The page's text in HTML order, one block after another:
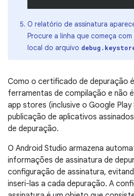
O relatório de assinatura
Procure a linha que começa com
local do arquivo
Como o certificado de depuração
ferramentas de compilação e não
app stores (inclusive o Google
publicação de aplicativos
de depuração.
O Android Studio armazena
informações de assinatura de
configuração de assinatura,
inseri-las a cada depuração. A